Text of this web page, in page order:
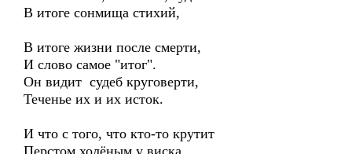
В итоге сонмища стихий,
В итоге жизни после смерти,
И слово самое "итог".
Он видит судеб круговерти,
Теченье их и их исток.
И что с того, что кто-то крутит
Перстом холёным у виска